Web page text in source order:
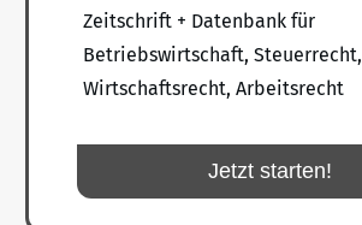
Zeitschrift + Datenbank für
Betriebswirtschaft, Steuerrecht,
Wirtschaftsrecht, Arbeitsrecht
Jetzt starten!